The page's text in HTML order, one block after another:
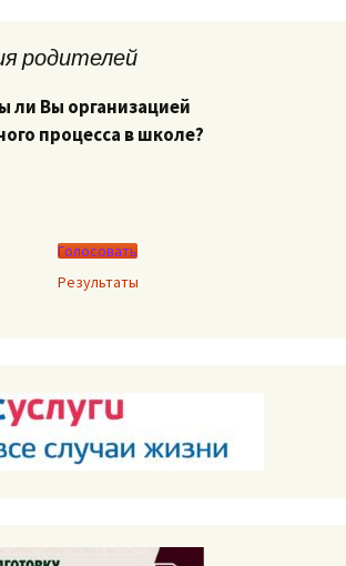
родителей
ли Вы организацией
процесса в школе?
Результаты